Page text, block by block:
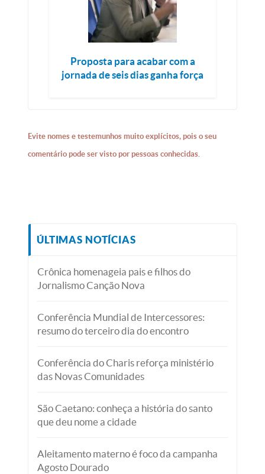
Proposta para acabar com a
jornada de seis dias ganha força
Evite nomes e testemunhos muito explícitos, pois o seu
comentário pode ser visto por pessoas conhecidas.
ÚLTIMAS NOTÍCIAS
Crônica homenageia pais e filhos do
Jornalismo Canção Nova
Conferência Mundial de Intercessores:
resumo do terceiro dia do encontro
Conferência do Charis reforça ministério
das Novas Comunidades
São Caetano: conheça a história do santo
que deu nome a cidade
Aleitamento materno é foco da campanha
Agosto Dourado